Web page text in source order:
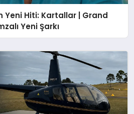
Yeni Hiti: Kartallar | Grand
Yeni Şarkı